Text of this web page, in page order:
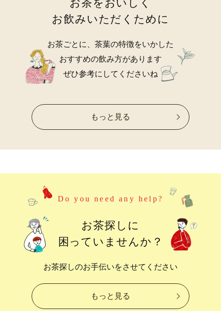
お茶をおいしく
お飲みいただくために
お茶ごとに、茶葉の特徴をいかした
おすすめの飲み方があります
ぜひ参考にしてくださいね
もっと見る
Do you need any help?
お茶探しに
困っていませんか？
お茶探しのお手伝いをさせてください
もっと見る